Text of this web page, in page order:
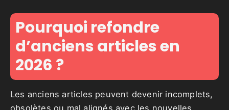
Pourquoi refondre
d’anciens articles en
2026 ?
Les anciens articles peuvent devenir incomplets,